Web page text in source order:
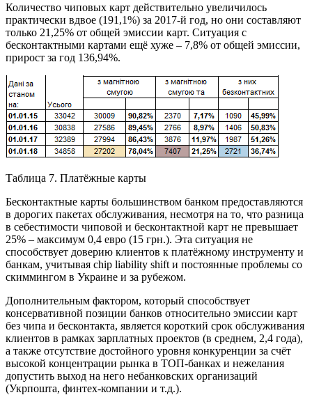
Количество чиповых карт действительно увеличилось
практически вдвое (191,1%) за 2017-й год, но они составляют
только 21,25% от общей эмиссии карт. Ситуация с
бесконтактными картами ещё хуже – 7,8% от общей эмиссии,
прирост за год 136,94%.
Таблица 7. Платёжные карты
Бесконтактные карты большинством банком предоставляются
в дорогих пакетах обслуживания, несмотря на то, что разница
в себестимости чиповой и бесконтактной карт не превышает
25% – максимум 0,4 евро (15 грн.). Эта ситуация не
способствует доверию клиентов к платёжному инструменту и
банкам, учитывая chip liability shift и постоянные проблемы со
скиммингом в Украине и за рубежом.
Дополнительным фактором, который способствует
консервативной позиции банков относительно эмиссии карт
без чипа и бесконтакта, является короткий срок обслуживания
клиентов в рамках зарплатных проектов (в среднем, 2,4 года),
а также отсутствие достойного уровня конкуренции за счёт
высокой концентрации рынка в ТОП-банках и нежелания
допустить выход на него небанковских организаций
(Укрпошта, финтех-компании и т.д.).